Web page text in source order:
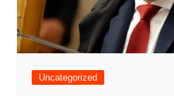
Uncategorized